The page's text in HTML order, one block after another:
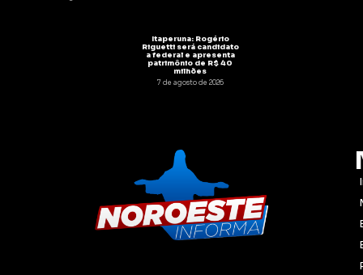
Itaperuna: Rogério
Riguetti será candidato
a federal e apresenta
patrimônio de R$ 40
milhões
7 de agosto de 2026